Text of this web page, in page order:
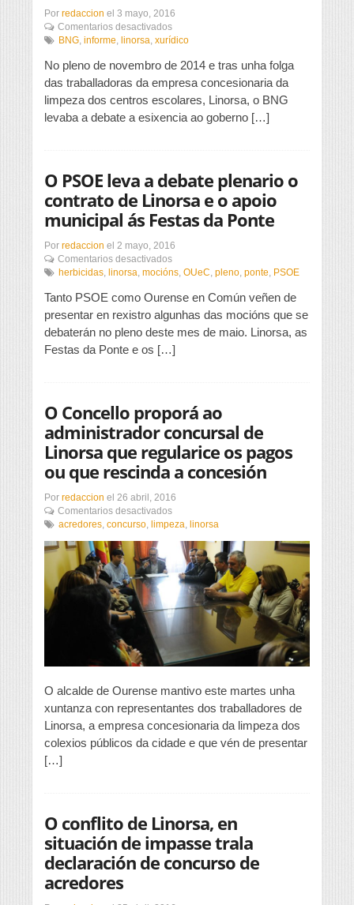
Por redaccion el 3 mayo, 2016
Comentarios desactivadosen
O
pide
a
remunicipalización
do
servizo
colexios
públicos
BNG, informe, linorsa, xurídico
No pleno de novembro de 2014 e tras unha folga
das traballadoras da empresa concesionaria da
limpeza dos centros escolares, Linorsa, o BNG
levaba a debate a esixencia ao goberno […]
O PSOE leva a debate plenario o
contrato de Linorsa e o apoio
municipal ás Festas da Ponte
Por redaccion el 2 mayo, 2016
Comentarios desactivadosen
O
leva
a
plenario
o
apoio
municipal
ás
Festas
Ponte
herbicidas, linorsa, mocións, OUeC, pleno, ponte, PSOE
Tanto PSOE como Ourense en Común veñen de
presentar en rexistro algunhas das mocións que se
debaterán no pleno deste mes de maio. Linorsa, as
Festas da Ponte e os […]
O Concello proporá ao
administrador concursal de
Linorsa que regularice os pagos
ou que rescinda a concesión
Por redaccion el 26 abril, 2016
Comentarios desactivadosen
O
proporá
administrador
concursal
de
Linorsa
que
os
que
rescinda
a
concesión
acredores, concurso, limpeza, linorsa
O alcalde de Ourense mantivo este martes unha
xuntanza con representantes dos traballadores de
Linorsa, a empresa concesionaria da limpeza dos
colexios públicos da cidade e que vén de presentar
[…]
O conflito de Linorsa, en
situación de impasse trala
declaración de concurso de
acredores